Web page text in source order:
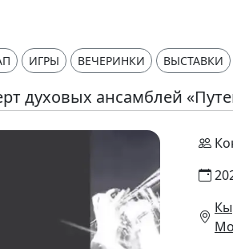
ИГРЫ ВЕЧЕРИНКИ ВЫСТАВКИ
духовых ансамблей